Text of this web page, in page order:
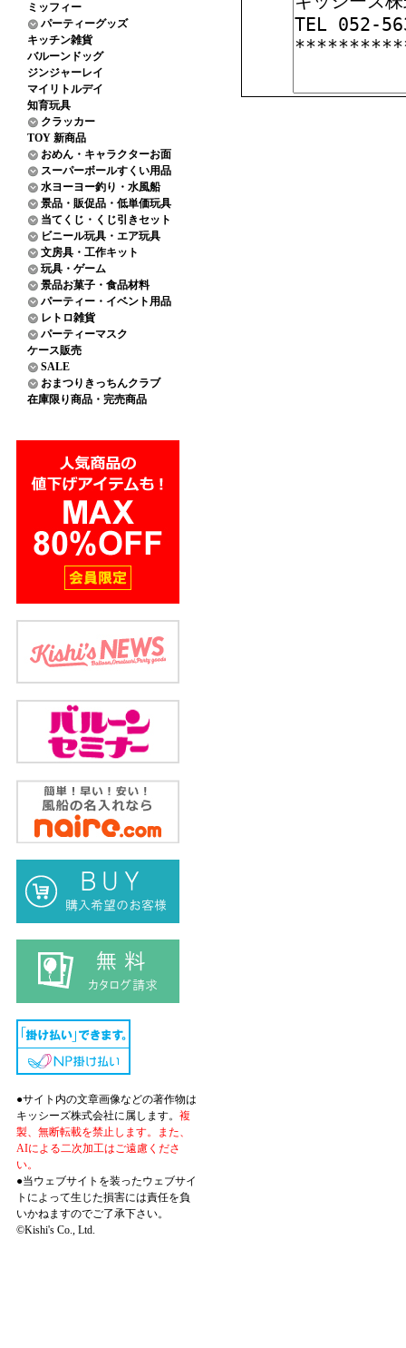
ミッフィー
パーティーグッズ
キッチン雑貨
バルーンドッグ
ジンジャーレイ
マイリトルデイ
知育玩具
クラッカー
TOY 新商品
おめん・キャラクターお面
スーパーボールすくい用品
水ヨーヨー釣り・水風船
景品・販促品・低単価玩具
当てくじ・くじ引きセット
ビニール玩具・エア玩具
文房具・工作キット
玩具・ゲーム
景品お菓子・食品材料
パーティー・イベント用品
レトロ雑貨
パーティーマスク
ケース販売
SALE
おまつりきっちんクラブ
在庫限り商品・完売商品
●サイト内の文章画像などの著作物は
キッシーズ株式会社に属します。 複
製、無断転載を禁止します。また、
AIによる二次加工はご遠慮くださ
い。
●当ウェブサイトを装ったウェブサイ
トによって生じた損害には責任を負
いかねますのでご了承下さい。
©Kishi's Co., Ltd.